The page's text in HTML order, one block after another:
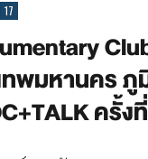
ทพมหานคร ภู
ครั้